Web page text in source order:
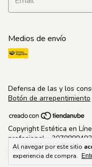
Al navegar por este sitio
experiencia de compra.
Medios de envío
Defensa de las y los
Botón de arrepentimiento
Copyright Estética en
profesional -
reservados.